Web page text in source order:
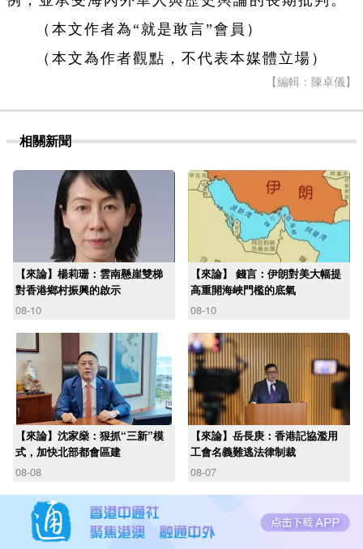
（本文作者為“就是敢言”會員）
（本文為作者觀點，不代表本媒體立場）
【編輯：陳卓儀】
相關新聞
【來論】楊莉珊：雲南懸崖雙梯
對香港鄉村振興的啟示
08-10
【來論】 錢言：伊朗對美大幅提
高重開海峽門檻的底氣
08-10
【來論】沈家燊：狠抓“三新”模
式，加快北部都會區建
08-08
【來論】岳長庚：香港記協濫用
工會名義難逃法律制裁
08-07